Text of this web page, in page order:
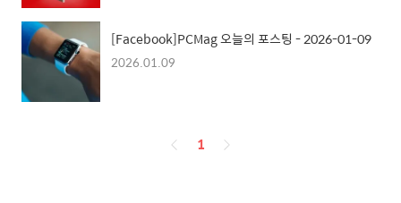
[Facebook]PCMag 오늘의 포스팅 - 2026-01-09
2026.01.09
페
1